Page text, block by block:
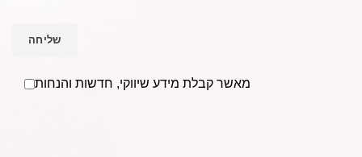
מאשר קבלת מידע שיווקי, חדשות והנחות